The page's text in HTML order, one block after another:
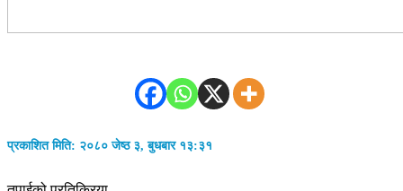
प्रकाशित मिति: २०८० जेष्ठ ३, बुधबार १३:३१